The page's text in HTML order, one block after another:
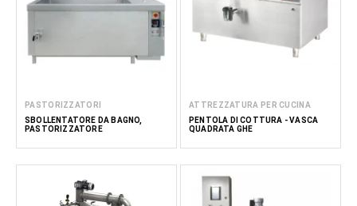
PASTORIZZATORI
SBOLLENTATORE DA BAGNO,
PASTORIZZATORE
ATTREZZATURA PER CUCINA
PENTOLA DI COTTURA - VASCA
QUADRATA GHE